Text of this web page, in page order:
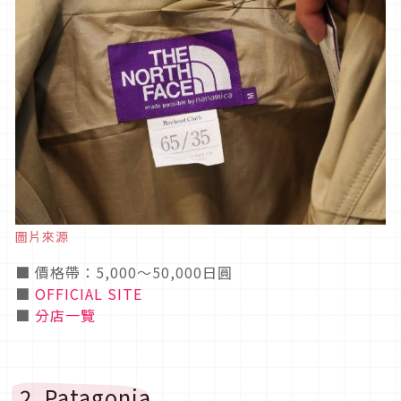
圖片來源
■ 價格帶：5,000〜50,000日圓
■ OFFICIAL SITE
■ 分店一覽